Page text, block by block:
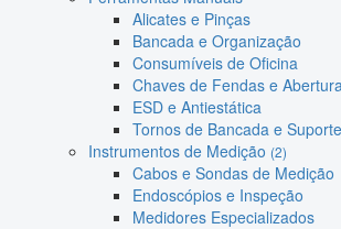
Alicates e Pinças
Bancada e Organização
Consumíveis de Oficina
Chaves de Fendas e Abertura
ESD e Antiestática
Tornos de Bancada e Suporte
Instrumentos de Medição (2)
Cabos e Sondas de Medição
Endoscópios e Inspeção
Medidores Especializados